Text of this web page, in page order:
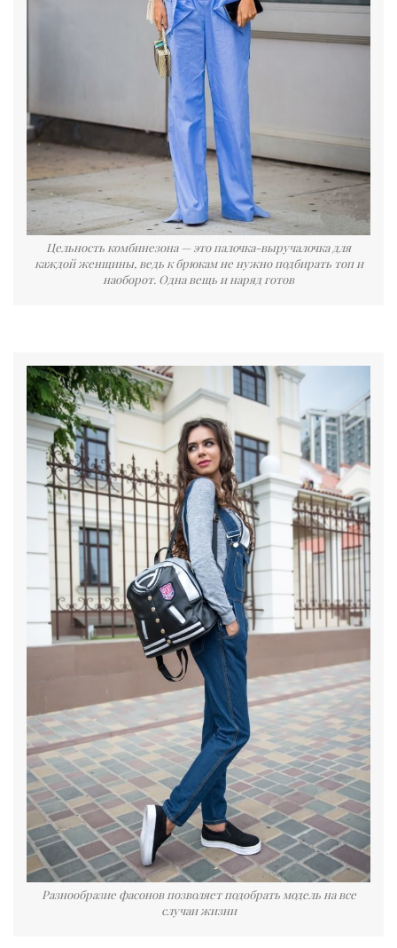
Цельность комбинезона — это палочка-выручалочка для
каждой женщины, ведь к брюкам не нужно подбирать топ и
наоборот. Одна вещь и наряд готов
Разнообразие фасонов позволяет подобрать модель на все
случаи жизни